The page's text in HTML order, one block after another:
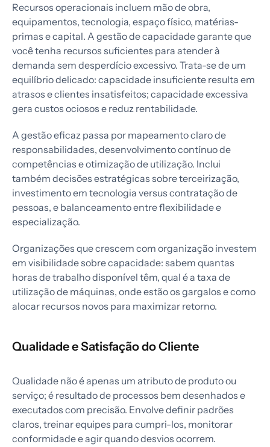
Recursos operacionais incluem mão de obra,
equipamentos, tecnologia, espaço físico, matérias-
primas e capital. A gestão de capacidade garante que
você tenha recursos suficientes para atender à
demanda sem desperdício excessivo. Trata-se de um
equilíbrio delicado: capacidade insuficiente resulta em
atrasos e clientes insatisfeitos; capacidade excessiva
gera custos ociosos e reduz rentabilidade.
A gestão eficaz passa por mapeamento claro de
responsabilidades, desenvolvimento contínuo de
competências e otimização de utilização. Inclui
também decisões estratégicas sobre terceirização,
investimento em tecnologia versus contratação de
pessoas, e balanceamento entre flexibilidade e
especialização.
Organizações que crescem com organização investem
em visibilidade sobre capacidade: sabem quantas
horas de trabalho disponível têm, qual é a taxa de
utilização de máquinas, onde estão os gargalos e como
alocar recursos novos para maximizar retorno.
Qualidade e Satisfação do Cliente
Qualidade não é apenas um atributo de produto ou
serviço; é resultado de processos bem desenhados e
executados com precisão. Envolve definir padrões
claros, treinar equipes para cumpri-los, monitorar
conformidade e agir quando desvios ocorrem.